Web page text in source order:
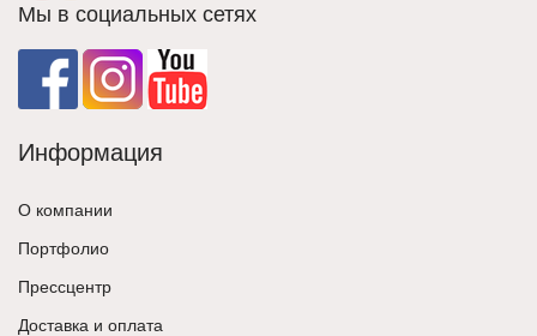
Мы в социальных сетях
Информация
О компании
Портфолио
Прессцентр
Доставка и оплата